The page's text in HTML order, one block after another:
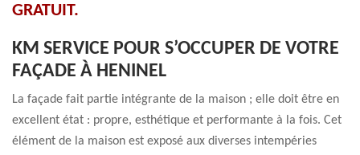
GRATUIT.
KM SERVICE POUR S’OCCUPER DE VOTRE
FAÇADE À HENINEL
La façade fait partie intégrante de la maison ; elle doit être en
excellent état : propre, esthétique et performante à la fois. Cet
élément de la maison est exposé aux diverses intempéries